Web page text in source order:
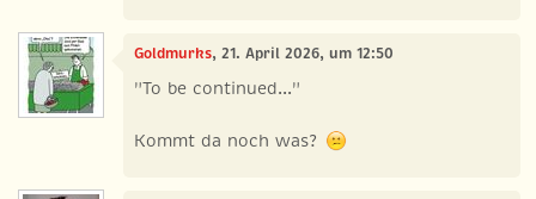
Goldmurks, 21. April 2026, um 12:50
"To be continued..."
Kommt da noch was?